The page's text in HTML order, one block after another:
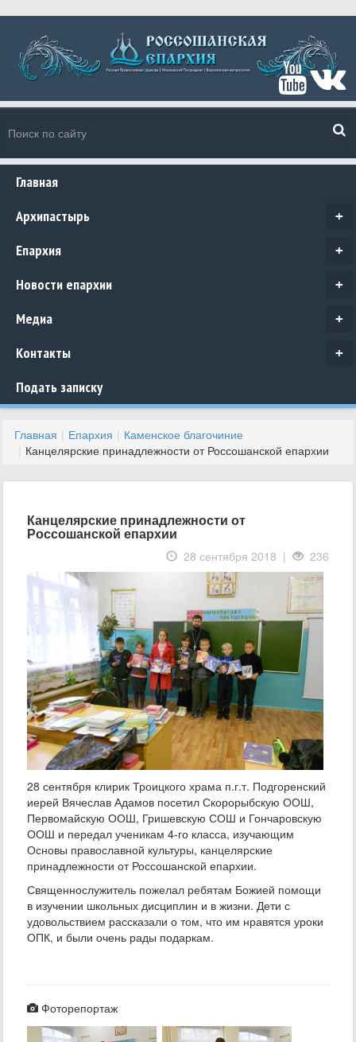
Главная
+
Архипастырь
+
Епархия
+
Новости епархии
+
Медиа
+
Контакты
Подать записку
Главная Епархия
Каменское благочиние
Канцелярские принадлежности от Россошанской епархии
Канцелярские принадлежности от
Россошанской епархии
28 сентября 2018 | 236
28 сентября клирик Троицкого храма п.г.т. Подгоренский
иерей Вячеслав Адамов посетил Скорорыбскую ООШ,
Первомайскую ООШ, Гришевскую СОШ и Гончаровскую
ООШ и передал ученикам 4-го класса, изучающим
Основы православной культуры, канцелярские
принадлежности от Россошанской епархии.
Священнослужитель пожелал ребятам Божией помощи
в изучении школьных дисциплин и в жизни. Дети с
удовольствием рассказали о том, что им нравятся уроки
ОПК, и были очень рады подаркам.
Фоторепортаж